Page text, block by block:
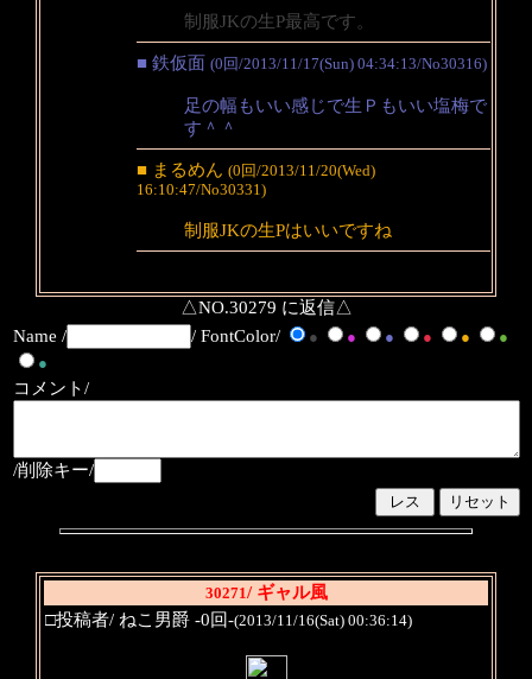
制服JKの生P最高です。
■ 鉄仮面 (0回/2013/11/17(Sun) 04:34:13/No30316)
足の幅もいい感じで生Ｐもいい塩梅で
す＾＾
■ まるめん (0回/2013/11/20(Wed)
16:10:47/No30331)
制服JKの生Pはいいですね
△NO.30279 に返信△
Name /
/ FontColor/ ● ● ● ● ●
●
●
コメント/
/削除キー/
30271/ ギャル風
□投稿者/ ねこ男爵 -0回-(2013/11/16(Sat) 00:36:14)